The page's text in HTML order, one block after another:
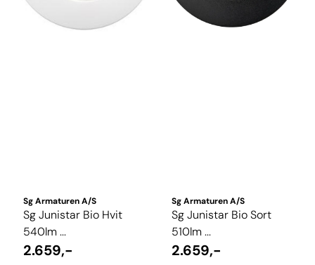
Sg Armaturen A/S
Sg Junistar Bio Hvit
540lm ...
2.659,-
Sg Armaturen A/S
Sg Junistar Bio Sort
510lm ...
2.659,-